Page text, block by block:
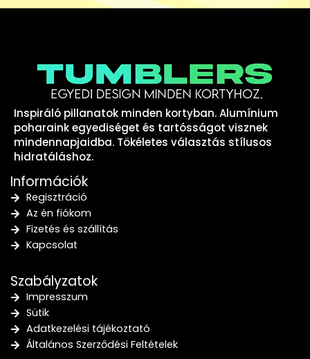
Inspiráló pillanatok minden kortyban. Alumínium
poharaink egyediséget és tartósságot visznek
mindennapjaidba. Tökéletes választás stílusos
hidratáláshoz.
Információk
Regisztráció
Az én fiókom
Fizetés és szállítás
Kapcsolat
Szabályzatok
Impresszum
Sütik
Adatkezelési tájékoztató
Általános Szerződési Feltételek